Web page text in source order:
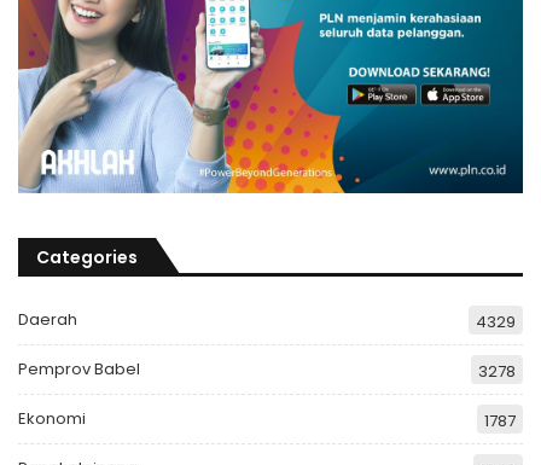
Categories
Daerah 4329
Pemprov Babel 3278
Ekonomi 1787